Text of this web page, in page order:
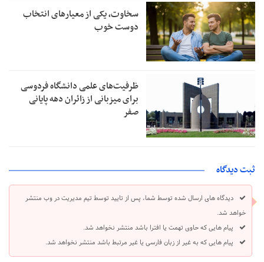
سخاوت، یکی از معیارهای انتخاب
دوست خوب
ظرفیت‌های علمی دانشگاه فردوسی
برای میزبانی از زائران دهه پایانی
صفر
ثبت دیدگاه
دیدگاه های ارسال شده توسط شما، پس از تایید توسط تیم مدیریت در وب منتشر
خواهد شد.
پیام هایی که حاوی تهمت یا افترا باشد منتشر نخواهد شد.
پیام هایی که به غیر از زبان فارسی یا غیر مرتبط باشد منتشر نخواهد شد.